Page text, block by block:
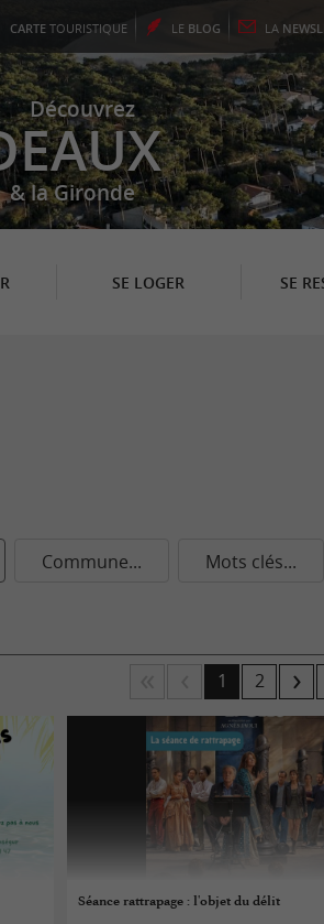
CARTE TOURISTIQUE LE BLOG LA
Découvrez
& la Gironde
SE LOGER SE
Commune... Mots clés...
1 2
Séance rattrapage : l'objet du délit